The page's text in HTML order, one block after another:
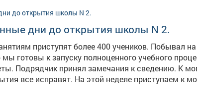
дни до открытия школы N 2.
приступят более 400 учеников. Побывал
готовы к запуску полноценного учебного
Подрядчик принял замечания к сведению. К
этой неделе приступаем к монтажу
работает оборудование в столовой. Оно уже
переезжают и обустраивают классы. Напомню,